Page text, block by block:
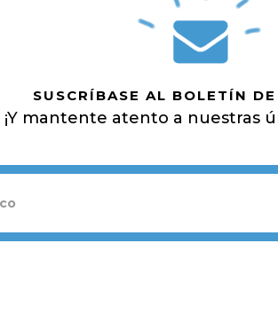
SUSCRÍBASE AL BOLETÍN
¡Y mantente atento a nuestras